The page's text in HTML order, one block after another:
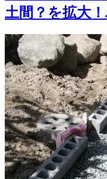
土間？を拡大